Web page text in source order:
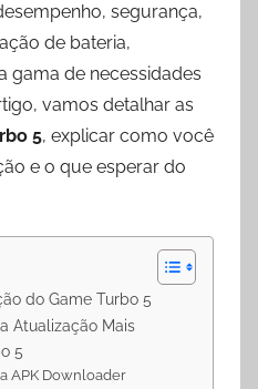
segurança,
de bateria,
gama de necessidades
vamos detalhar as
5, explicar como você
e o que esperar do
do Game Turbo 5
Atualização Mais
5
APK Downloader